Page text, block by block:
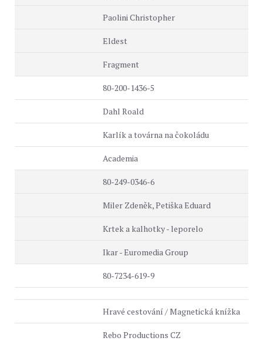
Paolini Christopher
Eldest
Fragment
80-200-1436-5
Dahl Roald
Karlík a továrna na čokoládu
Academia
80-249-0346-6
Miler Zdeněk, Petiška Eduard
Krtek a kalhotky - leporelo
Ikar - Euromedia Group
80-7234-619-9
Hravé cestování / Magnetická knížka
Rebo Productions CZ